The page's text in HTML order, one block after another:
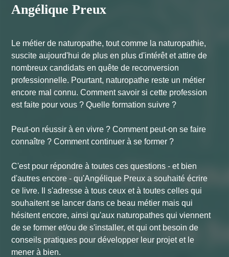
Angélique Preux
Le métier de naturopathe, tout comme la naturopathie,
suscite aujourd'hui de plus en plus d'intérêt et attire de
nombreux candidats en quête de reconversion
professionnelle. Pourtant, naturopathe reste un métier
encore mal connu. Comment savoir si cette profession
est faite pour vous ? Quelle formation suivre ?
Peut-on réussir à en vivre ? Comment peut-on se faire
connaître ? Comment continuer à se former ?
C'est pour répondre à toutes ces questions - et bien
d'autres encore - qu'Angélique Preux a souhaité écrire
ce livre. Il s'adresse à tous ceux et à toutes celles qui
souhaitent se lancer dans ce beau métier mais qui
hésitent encore, ainsi qu'aux naturopathes qui viennent
de se former et/ou de s'installer, et qui ont besoin de
conseils pratiques pour développer leur projet et le
mener à bien.